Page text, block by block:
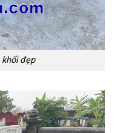
đẹp